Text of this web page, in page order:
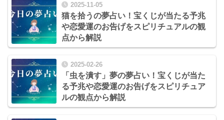
2025-11-05
猫を拾うの夢占い！宝くじが当たる予兆
や恋愛運のお告げをスピリチュアルの観
点から解説
2025-02-26
「虫を潰す」夢の夢占い！宝くじが当た
る予兆や恋愛運のお告げをスピリチュア
ルの観点から解説